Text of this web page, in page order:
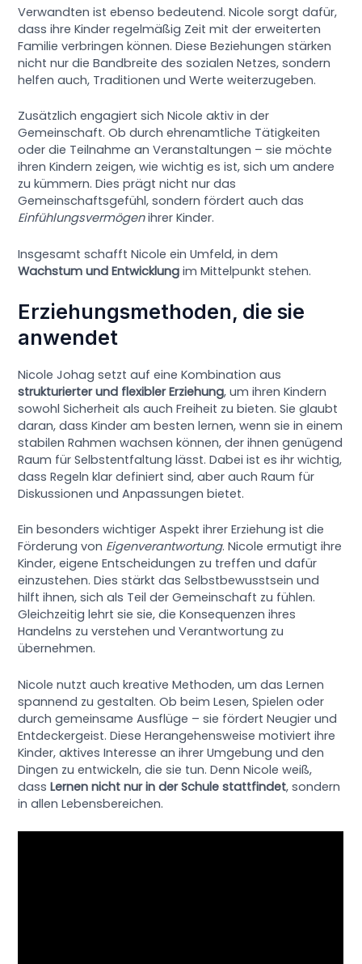
Verwandten ist ebenso bedeutend. Nicole sorgt dafür,
dass ihre Kinder regelmäßig Zeit mit der erweiterten
Familie verbringen können. Diese Beziehungen stärken
nicht nur die Bandbreite des sozialen Netzes, sondern
helfen auch, Traditionen und Werte weiterzugeben.
Zusätzlich engagiert sich Nicole aktiv in der
Gemeinschaft. Ob durch ehrenamtliche Tätigkeiten
oder die Teilnahme an Veranstaltungen – sie möchte
ihren Kindern zeigen, wie wichtig es ist, sich um andere
zu kümmern. Dies prägt nicht nur das
Gemeinschaftsgefühl, sondern fördert auch das
Einfühlungsvermögenihrer Kinder.
Insgesamt schafft Nicole ein Umfeld, in dem
Wachstum und Entwicklung im Mittelpunkt stehen.
Erziehungsmethoden, die sie
anwendet
Nicole Johag setzt auf eine Kombination aus
strukturierter und flexibler Erziehung, um ihren Kindern
sowohl Sicherheit als auch Freiheit zu bieten. Sie glaubt
daran, dass Kinder am besten lernen, wenn sie in einem
stabilen Rahmen wachsen können, der ihnen genügend
Raum für Selbstentfaltung lässt. Dabei ist es ihr wichtig,
dass Regeln klar definiert sind, aber auch Raum für
Diskussionen und Anpassungen bietet.
Ein besonders wichtiger Aspekt ihrer Erziehung ist die
Förderung von Eigenverantwortung. Nicole ermutigt ihre
Kinder, eigene Entscheidungen zu treffen und dafür
einzustehen. Dies stärkt das Selbstbewusstsein und
hilft ihnen, sich als Teil der Gemeinschaft zu fühlen.
Gleichzeitig lehrt sie sie, die Konsequenzen ihres
Handelns zu verstehen und Verantwortung zu
übernehmen.
Nicole nutzt auch kreative Methoden, um das Lernen
spannend zu gestalten. Ob beim Lesen, Spielen oder
durch gemeinsame Ausflüge – sie fördert Neugier und
Entdeckergeist. Diese Herangehensweise motiviert ihre
Kinder, aktives Interesse an ihrer Umgebung und den
Dingen zu entwickeln, die sie tun. Denn Nicole weiß,
dassLernen nicht nur in der Schule stattfindet, sondern
in allen Lebensbereichen.